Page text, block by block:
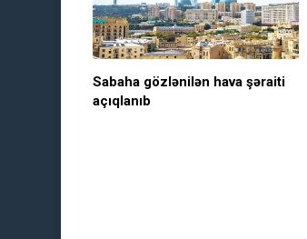
Sabaha gözlənilən hava şəraiti
açıqlanıb